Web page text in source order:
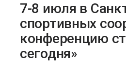
7-8 июля в
спортивных
конференцию
сегодня»